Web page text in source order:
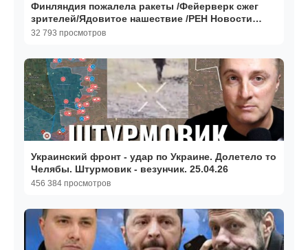
Финляндия пожалела ракеты /Фейерверк сжег
зрителей/Ядовитое нашествие /РЕН Новости
16:30, 09.08.2026
32 793 просмотров
Украинский фронт - удар по Украине. Долетело то
Челябы. Штурмовик - везунчик. 25.04.26
456 384 просмотров